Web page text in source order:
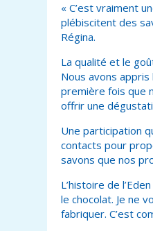
« C’est vraiment
plébiscitent des
Régina.
La qualité et le
Nous avons
première fois que
offrir une
Une participation
contacts pour
savons que nos
L’histoire de
le chocolat. Je ne
fabriquer. C’est